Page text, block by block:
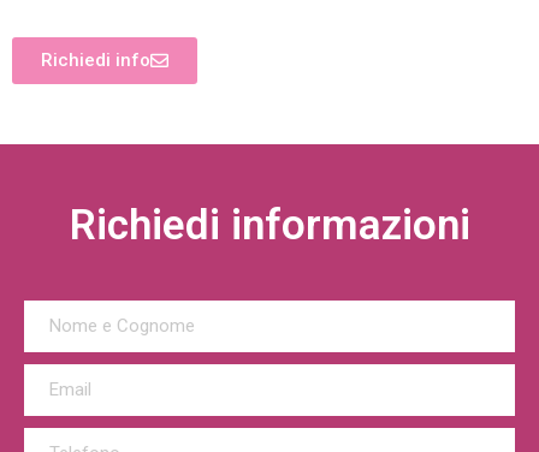
Richiedi info
Richiedi informazioni